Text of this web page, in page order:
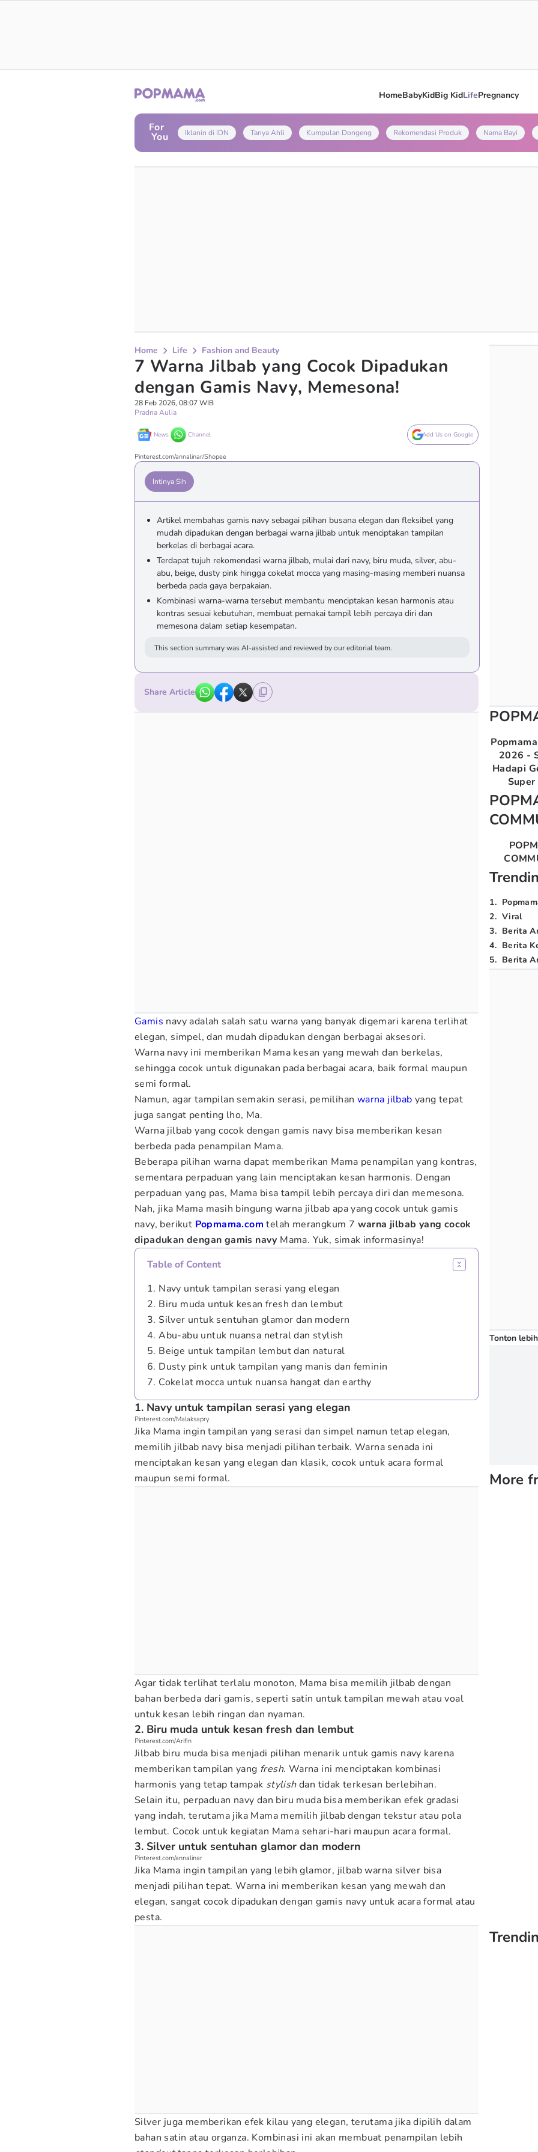
HomeBabyKidBig KidLifePregnancy
For
You Iklanin di IDN Tanya Ahli Kumpulan Dongeng Rekomendasi Produk Nama Bayi
Home Life Fashion and Beauty
7 Warna Jilbab yang Cocok Dipadukan
dengan Gamis Navy, Memesona!
28 Feb 2026, 08:07 WIB
Pradna Aulia
News Channel Add Us on Google
Pinterest.com/annalinar/Shopee
Intinya Sih
Artikel membahas gamis navy sebagai pilihan busana elegan dan fleksibel yang
mudah dipadukan dengan berbagai warna jilbab untuk menciptakan tampilan
berkelas di berbagai acara.
Terdapat tujuh rekomendasi warna jilbab, mulai dari navy, biru muda, silver, abu-
abu, beige, dusty pink hingga cokelat mocca yang masing-masing memberi nuansa
berbeda pada gaya berpakaian.
Kombinasi warna-warna tersebut membantu menciptakan kesan harmonis atau
kontras sesuai kebutuhan, membuat pemakai tampil lebih percaya diri dan
memesona dalam setiap kesempatan.
This section summary was AI-assisted and reviewed by our editorial team.
Share Article
Gamis navy adalah salah satu warna yang banyak digemari karena terlihat
elegan, simpel, dan mudah dipadukan dengan berbagai aksesori.
Warna navy ini memberikan Mama kesan yang mewah dan berkelas,
sehingga cocok untuk digunakan pada berbagai acara, baik formal maupun
semi formal.
Namun, agar tampilan semakin serasi, pemilihan warna jilbab yang tepat
juga sangat penting lho, Ma.
Warna jilbab yang cocok dengan gamis navy bisa memberikan kesan
berbeda pada penampilan Mama.
Beberapa pilihan warna dapat memberikan Mama penampilan yang kontras,
sementara perpaduan yang lain menciptakan kesan harmonis. Dengan
perpaduan yang pas, Mama bisa tampil lebih percaya diri dan memesona.
Nah, jika Mama masih bingung warna jilbab apa yang cocok untuk gamis
navy, berikut Popmama.com telah merangkum 7 warna jilbab yang cocok
dipadukan dengan gamis navy Mama. Yuk, simak informasinya!
Table of Content
1. Navy untuk tampilan serasi yang elegan
2. Biru muda untuk kesan fresh dan lembut
3. Silver untuk sentuhan glamor dan modern
4. Abu-abu untuk nuansa netral dan stylish
5. Beige untuk tampilan lembut dan natural
6. Dusty pink untuk tampilan yang manis dan feminin
7. Cokelat mocca untuk nuansa hangat dan earthy
1. Navy untuk tampilan serasi yang elegan
Pinterest.com/Malaksapry
Jika Mama ingin tampilan yang serasi dan simpel namun tetap elegan,
memilih jilbab navy bisa menjadi pilihan terbaik. Warna senada ini
menciptakan kesan yang elegan dan klasik, cocok untuk acara formal
maupun semi formal.
Agar tidak terlihat terlalu monoton, Mama bisa memilih jilbab dengan
bahan berbeda dari gamis, seperti satin untuk tampilan mewah atau voal
untuk kesan lebih ringan dan nyaman.
2. Biru muda untuk kesan fresh dan lembut
Pinterest.com/Arifin
Jilbab biru muda bisa menjadi pilihan menarik untuk gamis navy karena
memberikan tampilan yang fresh. Warna ini menciptakan kombinasi
harmonis yang tetap tampak stylishdan tidak terkesan berlebihan.
Selain itu, perpaduan navy dan biru muda bisa memberikan efek gradasi
yang indah, terutama jika Mama memilih jilbab dengan tekstur atau pola
lembut. Cocok untuk kegiatan Mama sehari-hari maupun acara formal.
3. Silver untuk sentuhan glamor dan modern
Pinterest.com/annalinar
Jika Mama ingin tampilan yang lebih glamor, jilbab warna silver bisa
menjadi pilihan tepat. Warna ini memberikan kesan yang mewah dan
elegan, sangat cocok dipadukan dengan gamis navy untuk acara formal atau
pesta.
Silver juga memberikan efek kilau yang elegan, terutama jika dipilih dalam
bahan satin atau organza. Kombinasi ini akan membuat penampilan lebih
2026 -
Hadapi
1.
2. Viral
3. Berita
4. Berita
5. Berita
Tonton
More